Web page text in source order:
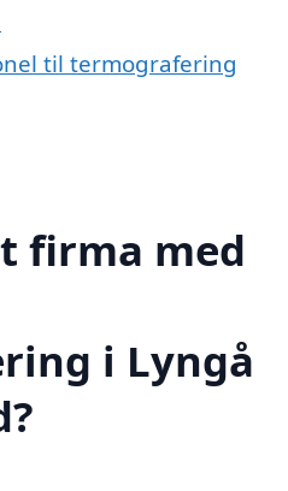
til termografering
firma med
i Lyngå